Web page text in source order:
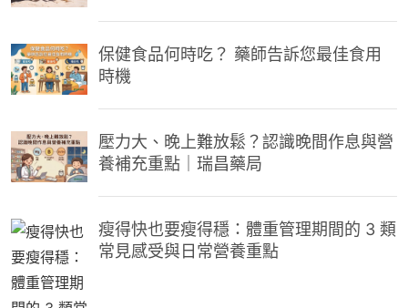
保健食品何時吃？ 藥師告訴您最佳食用
時機
壓力大、晚上難放鬆？認識晚間作息與營
養補充重點｜瑞昌藥局
瘦得快也要瘦得穩：體重管理期間的 3 類
常見感受與日常營養重點